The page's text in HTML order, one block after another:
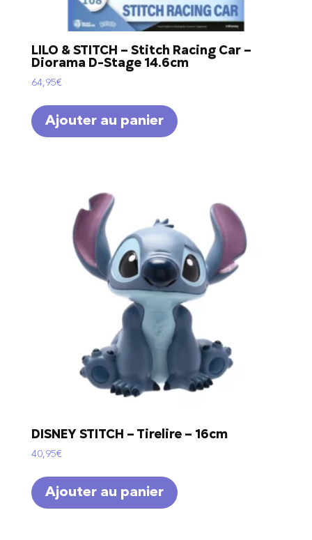
LILO & STITCH – Stitch Racing Car –
Diorama D-Stage 14.6cm
64,95€
Ajouter au panier
DISNEY STITCH – Tirelire – 16cm
40,95€
Ajouter au panier